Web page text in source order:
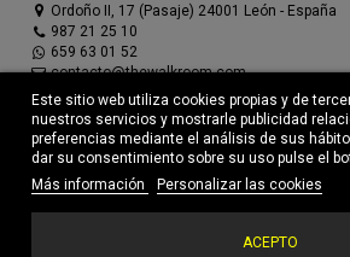
Ordoño II, 17 (Pasaje) 24001 León - España
987 21 25 10
659 63 01 52
contacto@thewalkroom.com
Este sitio web utiliza cookies propias y de
nuestros servicios y mostrarle publicidad
preferencias mediante el análisis de sus
dar su consentimiento sobre su uso pulse el
Más información
Personalizar las cookies
ACEPTO